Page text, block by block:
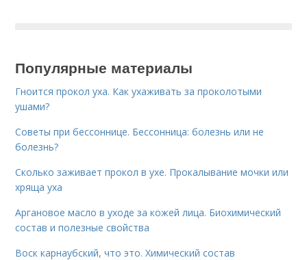
Популярные материалы
Гноится прокол уха. Как ухаживать за проколотыми
ушами?
Советы при бессоннице. Бессонница: болезнь или не
болезнь?
Сколько заживает прокол в ухе. Прокалывание мочки или
хряща уха
Аргановое масло в уходе за кожей лица. Биохимический
состав и полезные свойства
Воск карнаубский, что это. Химический состав